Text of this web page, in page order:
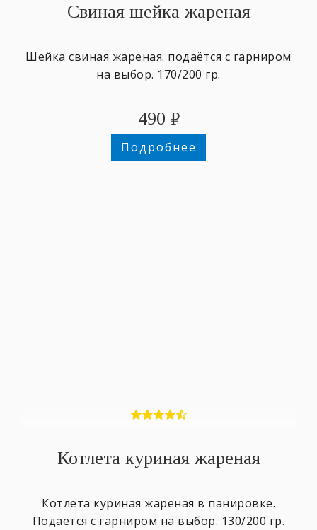
Свиная шейка жареная
Шейка свиная жареная. подаётся с гарниром
на выбор. 170/200 гр.
490 ₽
Подробнее
Котлета куриная жареная
Котлета куриная жареная в панировке.
Подаётся с гарниром на выбор. 130/200 гр.